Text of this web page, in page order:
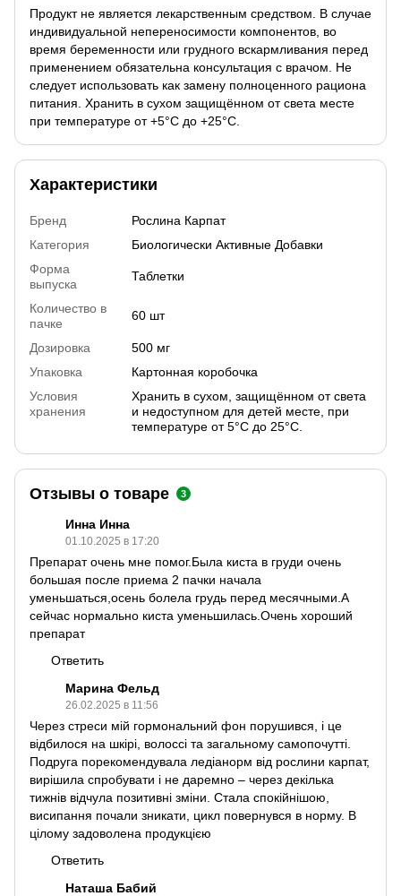
Продукт не является лекарственным средством. В случае
индивидуальной непереносимости компонентов, во
время беременности или грудного вскармливания перед
применением обязательна консультация с врачом. Не
следует использовать как замену полноценного рациона
питания. Хранить в сухом защищённом от света месте
при температуре от +5°С до +25°С.
Характеристики
Бренд
Рослина Карпат
Категория
Биологически Активные Добавки
Форма
выпуска
Таблетки
Количество в
пачке
60 шт
Дозировка
500 мг
Упаковка
Картонная коробочка
Условия
хранения
Хранить в сухом, защищённом от света
и недоступном для детей месте, при
температуре от 5°С до 25°С.
Отзывы о товаре 3
Инна Инна
01.10.2025 в 17:20
Препарат очень мне помог.Была киста в груди очень
большая после приема 2 пачки начала
уменьшаться,осень болела грудь перед месячными.А
сейчас нормально киста уменьшилась.Очень хороший
препарат
Ответить
Марина Фельд
26.02.2025 в 11:56
Через стреси мій гормональний фон порушився, і це
відбилося на шкірі, волоссі та загальному самопочутті.
Подруга порекомендувала ледіанорм від рослини карпат,
вирішила спробувати і не даремно – через декілька
тижнів відчула позитивні зміни. Стала спокійнішою,
висипання почали зникати, цикл повернувся в норму. В
цілому задоволена продукцією
Ответить
Наташа Бабий